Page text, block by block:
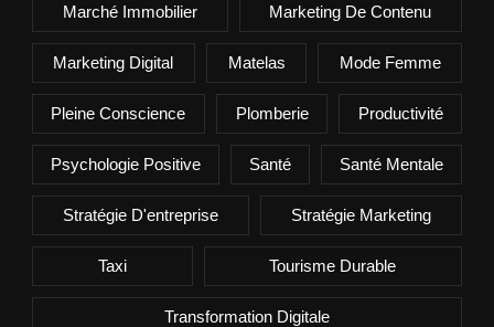
Marché Immobilier Marketing De Contenu
Marketing Digital Matelas Mode Femme
Pleine Conscience Plomberie Productivité
Psychologie Positive Santé Santé Mentale
Stratégie D'entreprise Stratégie Marketing
Taxi Tourisme Durable
Transformation Digitale